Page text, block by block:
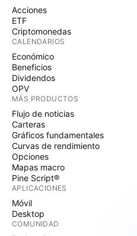
Acciones
ETF
Criptomonedas
CALENDARIOS
Económico
Beneficios
Dividendos
OPV
MÁS PRODUCTOS
Flujo de noticias
Carteras
Gráficos fundamentales
Curvas de rendimiento
Opciones
Mapas macro
Pine Script®
APLICACIONES
Móvil
Desktop
COMUNIDAD